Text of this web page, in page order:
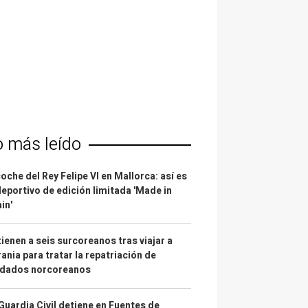
más leído
del Rey Felipe VI en Mallorca: así es
de edición limitada 'Made in
a seis surcoreanos tras viajar a
para tratar la repatriación de
norcoreanos